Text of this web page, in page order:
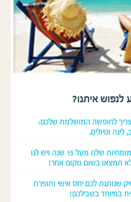
לנפוש איתנו?
לחופשה המושלמת שלכם:
וטיולים.
כי יוון היא הבית והמומחיות שלנו מעל 15 שנה ויש לנו
תמצאו בשום מקום אחר!
שנותנת לכם יחס אישי ותופרת
במיוחד בשבילכם!